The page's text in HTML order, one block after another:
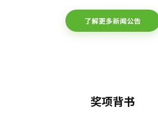
了解更多新闻公告
奖项背书